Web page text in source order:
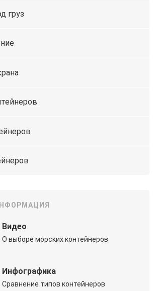
груз
Видео
О выборе морских контейнеров
Инфографика
Сравнение типов контейнеров